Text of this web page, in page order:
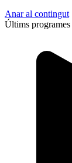
Anar al contingut
Últims programes